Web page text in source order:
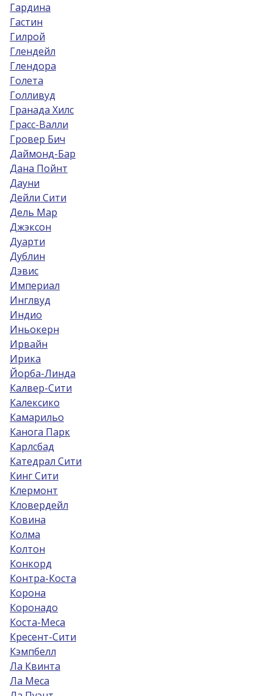
Гардина
Гастин
Гилрой
Глендейл
Глендора
Голета
Голливуд
Гранада Хилс
Грасс-Валли
Гровер Бич
Даймонд-Бар
Дана Пойнт
Дауни
Дейли Сити
Дель Мар
Джэксон
Дуарти
Дублин
Дэвис
Империал
Инглвуд
Индио
Иньокерн
Ирвайн
Ирика
Йорба-Линда
Калвер-Сити
Калексико
Камарильо
Канога Парк
Карлсбад
Катедрал Сити
Кинг Сити
Клермонт
Кловердейл
Ковина
Колма
Колтон
Конкорд
Контра-Коста
Корона
Коронадо
Коста-Меса
Кресент-Сити
Кэмпбелл
Ла Квинта
Ла Меса